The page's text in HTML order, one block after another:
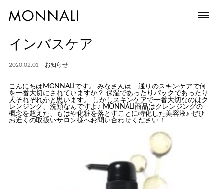
インバスケア
2020.02.01 お知らせ
こんにちはMONNALIです。 みなさんは一通りのスキンケアで何
を一番大切にされていますか？ 保湿であったりパックであったり
人それぞれかと思います。 しかしスキンケアで一番大切なのはク
レンジング、洗顔なんですよ♪ MONNALI商品はクレンジングの
概念を超えた、もはや化粧を落とすことに特化した美容液♪ ぜひ
お近くの取扱いサロン様へお問い合わせください！